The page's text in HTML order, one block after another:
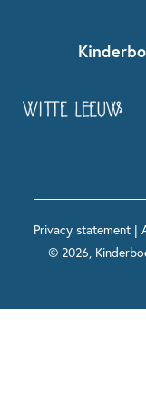
Kinderboeken
Grappige kinderboeken
Spannende
Boekentips 12+ jaar
Voor volwassenen
Spekkie en Sproet
Maxi & Helium
Voor het onderwijs
Privacy statement|
© 2026,